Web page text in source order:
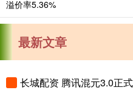
最新文章
长城配资 腾讯混元3.0正